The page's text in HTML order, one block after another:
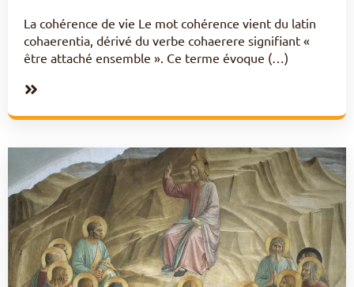
La cohérence de vie Le mot cohérence vient du latin
cohaerentia, dérivé du verbe cohaerere signifiant «
être attaché ensemble ». Ce terme évoque (…)